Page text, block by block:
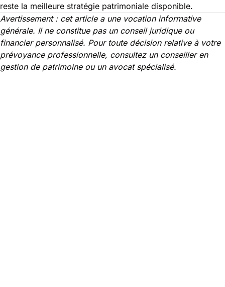
reste la meilleure stratégie patrimoniale disponible.
Avertissement : cet article a une vocation informative
générale. Il ne constitue pas un conseil juridique ou
financier personnalisé. Pour toute décision relative à votre
prévoyance professionnelle, consultez un conseiller en
gestion de patrimoine ou un avocat spécialisé.